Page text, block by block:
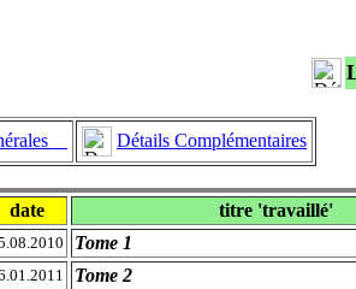
Détails Complémentaires
date
titre 'travaillé'
Tome 1
Tome 2